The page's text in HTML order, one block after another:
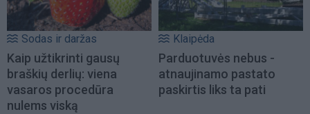
Sodas ir daržas
Kaip užtikrinti gausų
braškių derlių: viena
vasaros procedūra
nulems viską
Klaipėda
Parduotuvės nebus -
atnaujinamo pastato
paskirtis liks ta pati